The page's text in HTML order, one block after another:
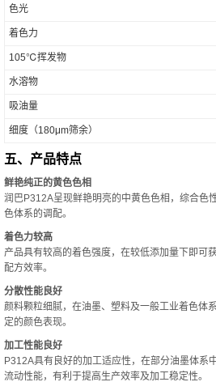
色光
着色力
105℃挥发物
水溶物
吸油量
细度（180μm筛余）
五、产品特点
鲜艳纯正的黄色色相
润巴P312A呈现鲜艳明亮的中黄色色相，综合色
色体系的调配。
着色力较高
产品具有较高的着色强度，在较低添加量下即可
配方效率。
分散性能良好
颜料颗粒细腻，在油墨、塑料及一般工业着色体
定的颜色表现。
加工性能良好
P312A具有良好的加工适应性，在部分油墨体系
流动性能，有利于提高生产效率及加工稳定性。